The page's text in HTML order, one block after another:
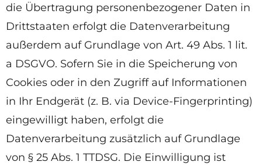
die Übertragung personenbezogener Daten in
Drittstaaten erfolgt die Datenverarbeitung
außerdem auf Grundlage von Art. 49 Abs. 1 lit.
a DSGVO. Sofern Sie in die Speicherung von
Cookies oder in den Zugriff auf Informationen
in Ihr Endgerät (z. B. via Device-Fingerprinting)
eingewilligt haben, erfolgt die
Datenverarbeitung zusätzlich auf Grundlage
von § 25 Abs. 1 TTDSG. Die Einwilligung ist